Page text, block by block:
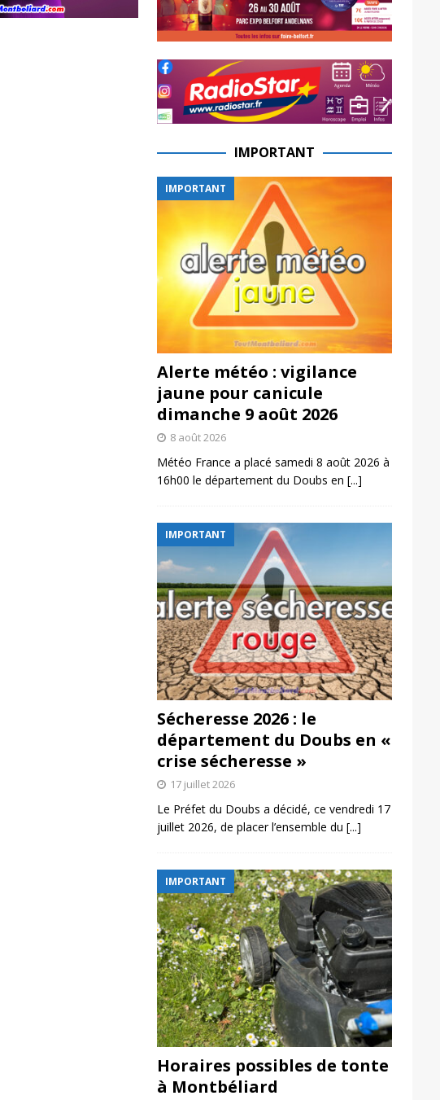
IMPORTANT
IMPORTANT
Alerte météo : vigilance
jaune pour canicule
dimanche 9 août 2026
8 août 2026
Météo France a placé samedi 8 août 2026 à
16h00 le département du Doubs en [...]
IMPORTANT
Sécheresse 2026 : le
département du Doubs en «
crise sécheresse »
17 juillet 2026
Le Préfet du Doubs a décidé, ce vendredi 17
juillet 2026, de placer l’ensemble du [...]
IMPORTANT
Horaires possibles de tonte
à Montbéliard